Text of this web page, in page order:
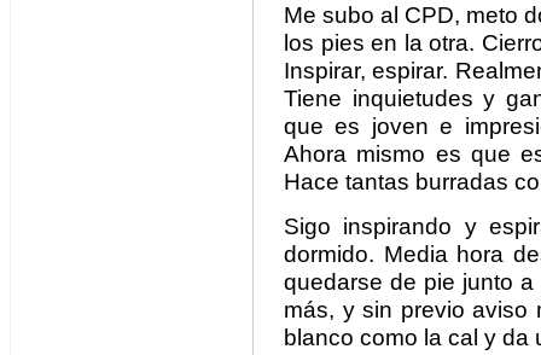
Me subo al CPD, meto
los pies en la otra.
Inspirar, espirar.
Tiene inquietudes y
que es joven e
Ahora mismo es que
Hace tantas burradas
Sigo inspirando y
dormido. Media hora
quedarse de pie junto
más, y sin previo aviso
blanco como la cal y da